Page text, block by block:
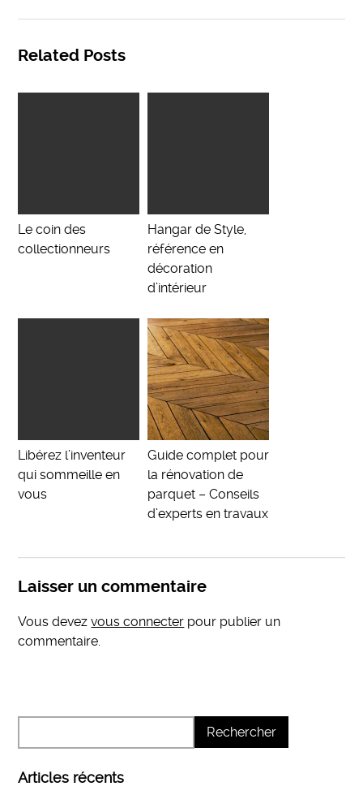
Related Posts
Le coin des
collectionneurs
Hangar de Style,
référence en
décoration
d’intérieur
Libérez l’inventeur
qui sommeille en
vous
Guide complet pour
la rénovation de
parquet – Conseils
d’experts en travaux
Laisser un commentaire
Vous devezvous connecter pour publier un
commentaire.
Articles récents